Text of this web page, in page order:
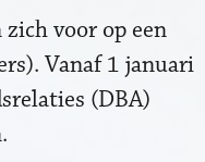
voor op een
Vanaf 1 januari
(DBA)